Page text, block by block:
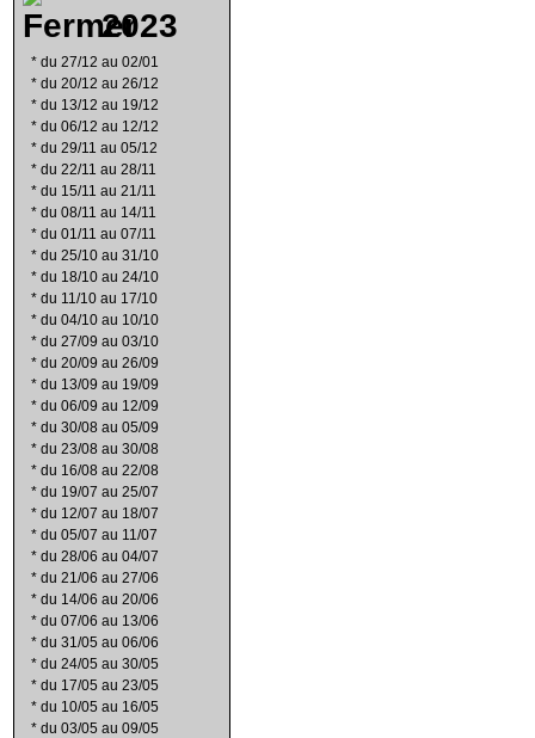
2023
* du 27/12 au 02/01
* du 20/12 au 26/12
* du 13/12 au 19/12
* du 06/12 au 12/12
* du 29/11 au 05/12
* du 22/11 au 28/11
* du 15/11 au 21/11
* du 08/11 au 14/11
* du 01/11 au 07/11
* du 25/10 au 31/10
* du 18/10 au 24/10
* du 11/10 au 17/10
* du 04/10 au 10/10
* du 27/09 au 03/10
* du 20/09 au 26/09
* du 13/09 au 19/09
* du 06/09 au 12/09
* du 30/08 au 05/09
* du 23/08 au 30/08
* du 16/08 au 22/08
* du 19/07 au 25/07
* du 12/07 au 18/07
* du 05/07 au 11/07
* du 28/06 au 04/07
* du 21/06 au 27/06
* du 14/06 au 20/06
* du 07/06 au 13/06
* du 31/05 au 06/06
* du 24/05 au 30/05
* du 17/05 au 23/05
* du 10/05 au 16/05
* du 03/05 au 09/05